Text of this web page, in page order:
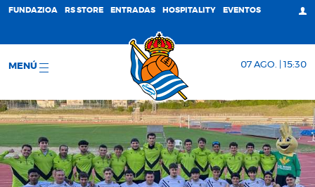
FUNDAZIOA RS STORE ENTRADAS HOSPITALITY EVENTOS
MENÚ 07 AGO. | 15:30